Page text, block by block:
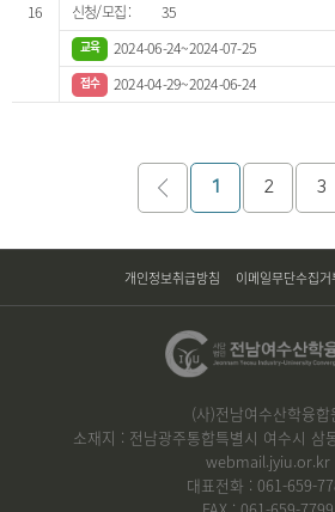
16
35
2024-06-24~2024-07-25
2024-04-29~2024-06-24
1 2 3
개인정보취급방침 이메일무단수집거
(사)전남여수산학융합
소재지 : 전남광주통합특별시 여수시 삼
webmail.jyiu.or.kr
대표전화 : 061-659-